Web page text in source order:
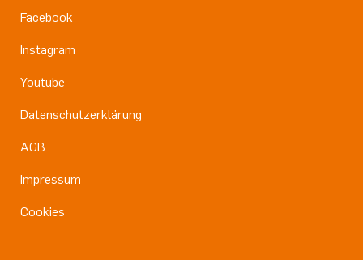
Facebook
Instagram
Youtube
Datenschutzerklärung
AGB
Impressum
Cookies